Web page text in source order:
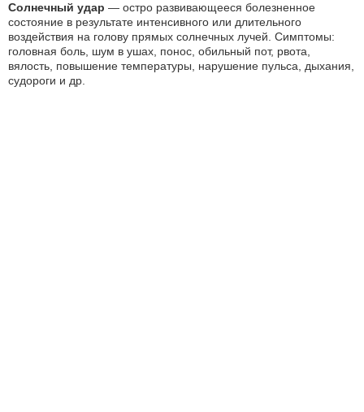
Солнечный удар — остро развивающееся болезненное
состояние в результате интенсивного или длительного
воздействия на голову прямых солнечных лучей. Симптомы:
головная боль, шум в ушах, понос, обильный пот, рвота,
вялость, повышение температуры, нарушение пульса, дыхания,
судороги и др.